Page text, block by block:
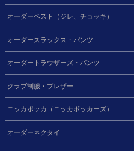
オーダーベスト（ジレ、チョッキ）
オーダースラックス・パンツ
オーダートラウザーズ・パンツ
クラブ制服・ブレザー
ニッカポッカ（ニッカボッカーズ）
オーダーネクタイ